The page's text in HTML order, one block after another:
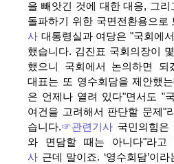
을 빼앗긴 것에 대한 대응, 그
돌파하기 위한 국면전환용으로
사 대통령실과 여당은 "국회에
했습니다. 김진표 국회의장이
했으니 국회에서 논의하면 되
대표는 또 영수회담을 제안했
은 언제나 열려 있다"면서도 "
여건을 고려해서 판단할 문제"
습니다.☞관련기사 국민의힘
와 면담할 때는 아니다"라고
사 근데 말이죠. ‘영수회담’이